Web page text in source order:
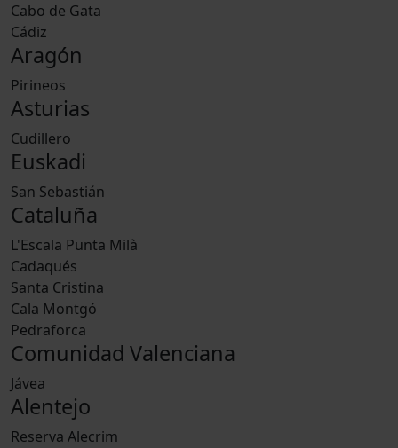
Cabo de Gata
Cádiz
Aragón
Pirineos
Asturias
Cudillero
Euskadi
San Sebastián
Cataluña
L'Escala Punta Milà
Cadaqués
Santa Cristina
Cala Montgó
Pedraforca
Comunidad Valenciana
Jávea
Alentejo
Reserva Alecrim